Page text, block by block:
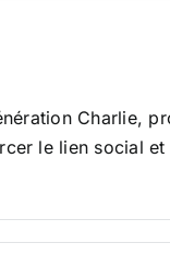
Charlie,
le lien social et